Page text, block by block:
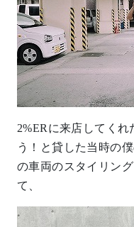
2%ERに来店してくれ
う！と貸した当時の
の車両のスタイリン
て、